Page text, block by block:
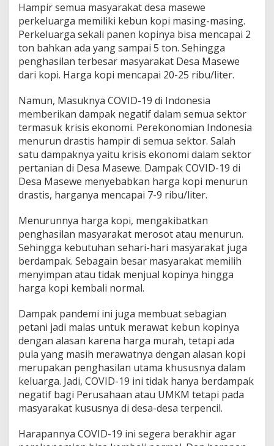
r
a
k
a
t
D
e
a
M
a
s
e
w
e
Hampir semua masyarakat desa masewe
perkeluarga memiliki kebun kopi masing-masing.
Perkeluarga sekali panen kopinya bisa mencapai 2
ton bahkan ada yang sampai 5 ton. Sehingga
penghasilan terbesar masyarakat Desa Masewe
dari kopi. Harga kopi mencapai 20-25 ribu/liter.
Namun, Masuknya COVID-19 di Indonesia
memberikan dampak negatif dalam semua sektor
termasuk krisis ekonomi. Perekonomian Indonesia
menurun drastis hampir di semua sektor. Salah
satu dampaknya yaitu krisis ekonomi dalam sektor
pertanian di Desa Masewe. Dampak COVID-19 di
Desa Masewe menyebabkan harga kopi menurun
drastis, harganya mencapai 7-9 ribu/liter.
Menurunnya harga kopi, mengakibatkan
penghasilan masyarakat merosot atau menurun.
Sehingga kebutuhan sehari-hari masyarakat juga
berdampak. Sebagain besar masyarakat memilih
menyimpan atau tidak menjual kopinya hingga
harga kopi kembali normal.
Dampak pandemi ini juga membuat sebagian
petani jadi malas untuk merawat kebun kopinya
dengan alasan karena harga murah, tetapi ada
pula yang masih merawatnya dengan alasan kopi
merupakan penghasilan utama khususnya dalam
keluarga. Jadi, COVID-19 ini tidak hanya berdampak
negatif bagi Perusahaan atau UMKM tetapi pada
masyarakat kususnya di desa-desa terpencil.
Harapannya COVID-19 ini segera berakhir agar